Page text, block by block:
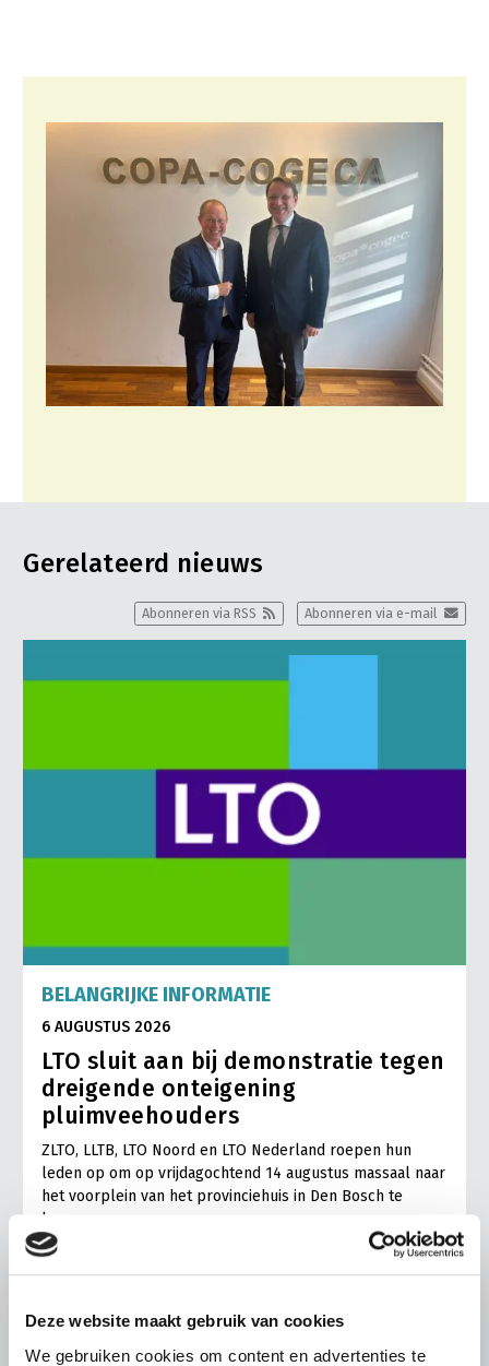
Deze website maakt gebruik van cookies
We gebruiken cookies om content en advertenties te
Gerelateerd nieuws
Abonneren via e-mail
Abonneren via RSS
BELANGRIJKE INFORMATIE
6 AUGUSTUS 2026
LTO sluit aan bij demonstratie tegen
dreigende onteigening
pluimveehouders
ZLTO, LLTB, LTO Noord en LTO Nederland roepen hun
leden op om op vrijdagochtend 14 augustus massaal naar
het voorplein van het provinciehuis in Den Bosch te
komen…
Lees meer